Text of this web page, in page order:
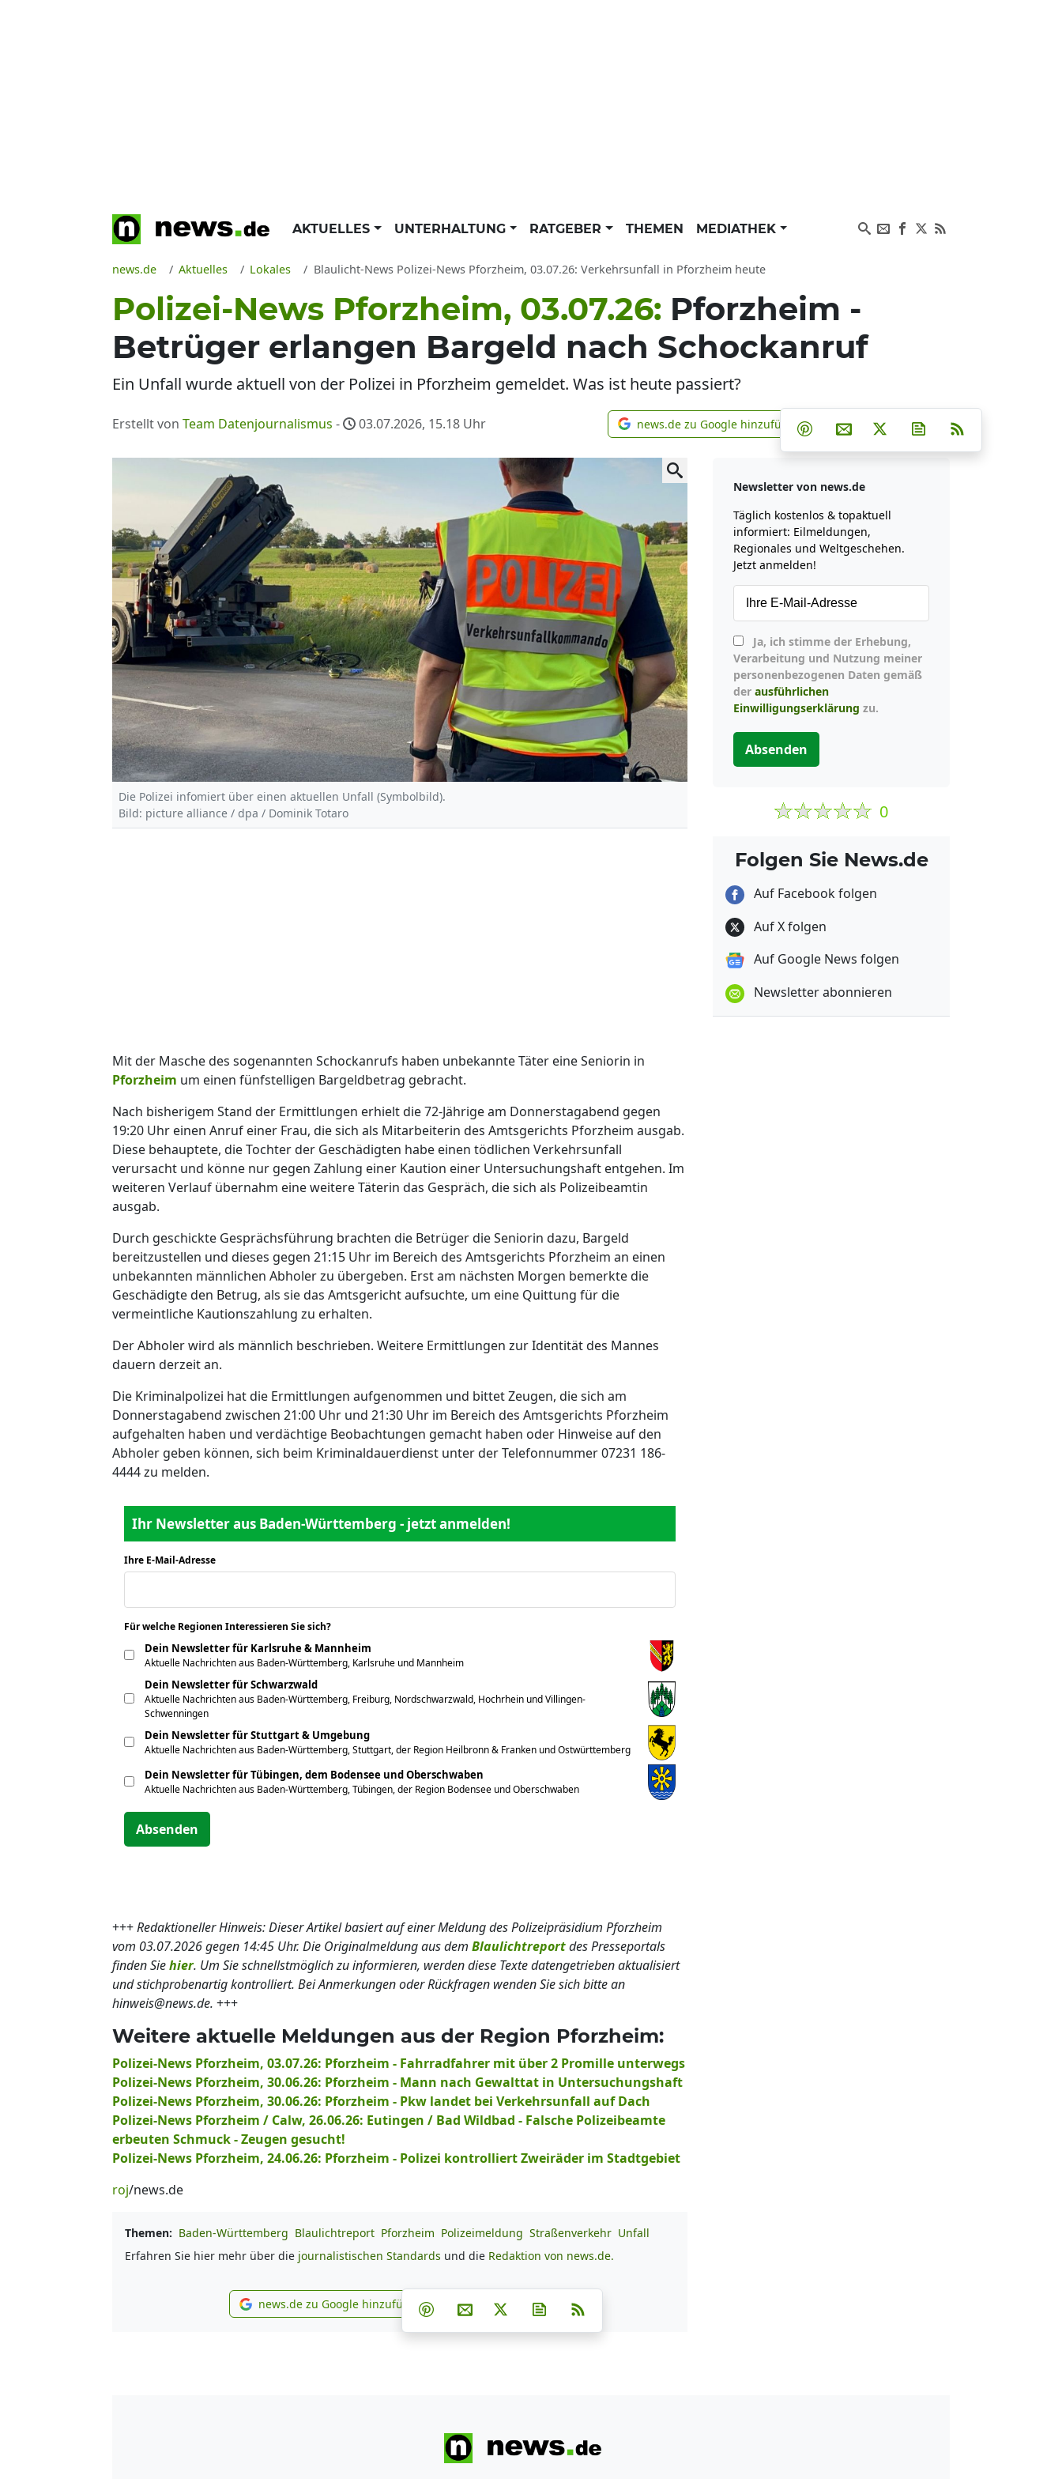
AKTUELLES UNTERHALTUNG RATGEBER THEMEN MEDIATHEK
news.de Aktuelles Lokales Blaulicht-News Polizei-News Pforzheim, 03.07.26: Verkehrsunfall in Pforzheim heute
Polizei-News Pforzheim, 03.07.26: Pforzheim -
Betrüger erlangen Bargeld nach Schockanruf
Ein Unfall wurde aktuell von der Polizei in Pforzheim gemeldet. Was ist heute passiert?
Erstellt von Team Datenjournalismus - 03.07.2026, 15.18 Uhr news.de zu Google hinzufügen
news.de zu Google hinzufügen Teilen auf Facebook
Teilen auf Whatsapp
Teilen auf Telegram
Teilen auf Pinterest
Per E-Mail teilen
Post auf XNewsletter
Die Polizei infomiert über einen aktuellen Unfall (Symbolbild).
Bild: picture alliance / dpa / Dominik Totaro
Mit der Masche des sogenannten Schockanrufs haben unbekannte Täter eine Seniorin in
Pforzheim um einen fünfstelligen Bargeldbetrag gebracht.
Nach bisherigem Stand der Ermittlungen erhielt die 72-Jährige am Donnerstagabend gegen
19:20 Uhr einen Anruf einer Frau, die sich als Mitarbeiterin des Amtsgerichts Pforzheim ausgab.
Diese behauptete, die Tochter der Geschädigten habe einen tödlichen Verkehrsunfall
verursacht und könne nur gegen Zahlung einer Kaution einer Untersuchungshaft entgehen. Im
weiteren Verlauf übernahm eine weitere Täterin das Gespräch, die sich als Polizeibeamtin
ausgab.
Durch geschickte Gesprächsführung brachten die Betrüger die Seniorin dazu, Bargeld
bereitzustellen und dieses gegen 21:15 Uhr im Bereich des Amtsgerichts Pforzheim an einen
unbekannten männlichen Abholer zu übergeben. Erst am nächsten Morgen bemerkte die
Geschädigte den Betrug, als sie das Amtsgericht aufsuchte, um eine Quittung für die
vermeintliche Kautionszahlung zu erhalten.
Der Abholer wird als männlich beschrieben. Weitere Ermittlungen zur Identität des Mannes
dauern derzeit an.
Die Kriminalpolizei hat die Ermittlungen aufgenommen und bittet Zeugen, die sich am
Donnerstagabend zwischen 21:00 Uhr und 21:30 Uhr im Bereich des Amtsgerichts Pforzheim
aufgehalten haben und verdächtige Beobachtungen gemacht haben oder Hinweise auf den
Abholer geben können, sich beim Kriminaldauerdienst unter der Telefonnummer 07231 186-
4444 zu melden.
Ihr Newsletter aus Baden-Württemberg - jetzt anmelden!
Ihre E-Mail-Adresse
Für welche Regionen Interessieren Sie sich?
Dein Newsletter für Karlsruhe & Mannheim
Aktuelle Nachrichten aus Baden-Württemberg, Karlsruhe und Mannheim
Dein Newsletter für Schwarzwald
Aktuelle Nachrichten aus Baden-Württemberg, Freiburg, Nordschwarzwald, Hochrhein und Villingen-
Schwenningen
Dein Newsletter für Stuttgart & Umgebung
Aktuelle Nachrichten aus Baden-Württemberg, Stuttgart, der Region Heilbronn & Franken und Ostwürttemberg
Dein Newsletter für Tübingen, dem Bodensee und Oberschwaben
Aktuelle Nachrichten aus Baden-Württemberg, Tübingen, der Region Bodensee und Oberschwaben
Absenden
+++Redaktioneller Hinweis: Dieser Artikel basiert auf einer Meldung des Polizeipräsidium Pforzheim
vom 03.07.2026 gegen 14:45 Uhr. Die Originalmeldung aus dem Blaulichtreportdes Presseportals
finden Siehier. Um Sie schnellstmöglich zu informieren, werden diese Texte datengetrieben aktualisiert
und stichprobenartig kontrolliert. Bei Anmerkungen oder Rückfragen wenden Sie sich bitte an
hinweis@news.de. +++
Weitere aktuelle Meldungen aus der Region Pforzheim:
Polizei-News Pforzheim, 03.07.26: Pforzheim - Fahrradfahrer mit über 2 Promille unterwegs
Polizei-News Pforzheim, 30.06.26: Pforzheim - Mann nach Gewalttat in Untersuchungshaft
Polizei-News Pforzheim, 30.06.26: Pforzheim - Pkw landet bei Verkehrsunfall auf Dach
Polizei-News Pforzheim / Calw, 26.06.26: Eutingen / Bad Wildbad - Falsche Polizeibeamte
erbeuten Schmuck - Zeugen gesucht!
Polizei-News Pforzheim, 24.06.26: Pforzheim - Polizei kontrolliert Zweiräder im Stadtgebiet
roj/news.de
Themen: Baden-Württemberg Blaulichtreport Pforzheim Polizeimeldung Straßenverkehr Unfall
Erfahren Sie hier mehr über die journalistischen Standards und die Redaktion von news.de.
news.de zu Google hinzufügen
news.de zu Google hinzufügen Teilen auf Facebook
Teilen auf Whatsapp
Teilen auf Telegram
Teilen auf Pinterest
Per E-Mail teilen
Post auf XNewsletter abonnieren
Newsletter von news.de
Täglich kostenlos & topaktuell
informiert: Eilmeldungen,
Regionales und Weltgeschehen.
Jetzt anmelden!
Verarbeitung und Nutzung meiner
personenbezogenen Daten gemäß
der ausführlichen
Einwilligungserklärung zu.
Absenden
0
Folgen Sie News.de
Auf Facebook folgen
Auf X folgen
Auf Google News folgen
Newsletter abonnieren